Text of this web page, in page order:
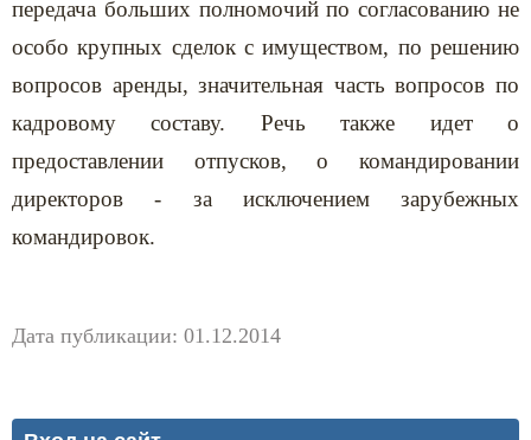
передача больших полномочий по согласованию не
особо крупных сделок с имуществом, по решению
вопросов аренды, значительная часть вопросов по
кадровому составу. Речь также идет о
предоставлении отпусков, о командировании
директоров - за исключением зарубежных
командировок.
Дата публикации: 01.12.2014